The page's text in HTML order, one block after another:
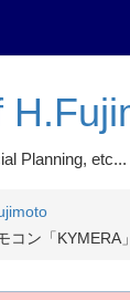
Planning, etc...
コン「KYMERA」